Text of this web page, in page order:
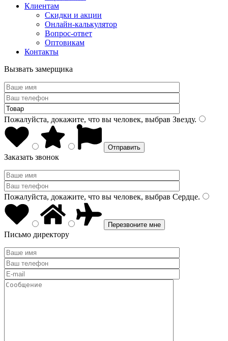
Клиентам
Скидки и акции
Онлайн-калькулятор
Вопрос-ответ
Оптовикам
Контакты
Вызвать замерщика
Пожалуйста, докажите, что вы человек, выбрав Звезду.
Заказать звонок
Пожалуйста, докажите, что вы человек, выбрав Сердце.
Письмо директору